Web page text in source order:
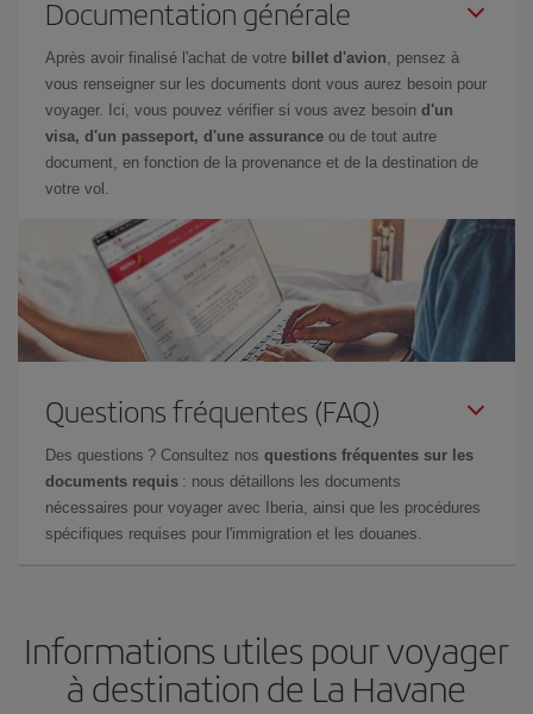
Documentation générale
Après avoir finalisé l'achat de votre billet d'avion, pensez à
vous renseigner sur les documents dont vous aurez besoin pour
voyager. Ici, vous pouvez vérifier si vous avez besoin d'un
visa, d'un passeport, d'une assurance ou de tout autre
document, en fonction de la provenance et de la destination de
votre vol.
Questions fréquentes (FAQ)
Des questions ? Consultez nos questions fréquentes sur les
documents requis : nous détaillons les documents
nécessaires pour voyager avec Iberia, ainsi que les procédures
spécifiques requises pour l'immigration et les douanes.
Informations utiles pour voyager
à destination de La Havane